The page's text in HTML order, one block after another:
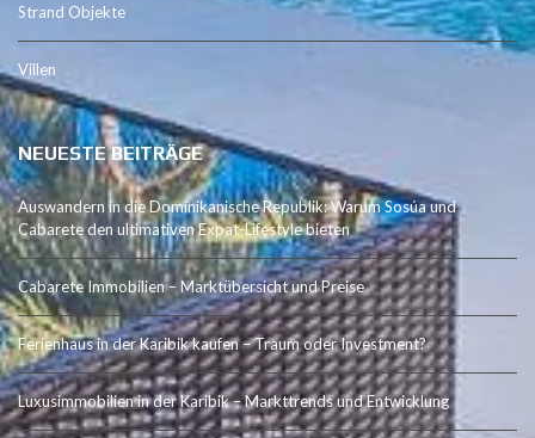
Strand Objekte
Villen
NEUESTE BEITRÄGE
Auswandern in die Dominikanische Republik: Warum Sosúa und
Cabarete den ultimativen Expat-Lifestyle bieten
Cabarete Immobilien – Marktübersicht und Preise
Ferienhaus in der Karibik kaufen – Traum oder Investment?
Luxusimmobilien in der Karibik – Markttrends und Entwicklung